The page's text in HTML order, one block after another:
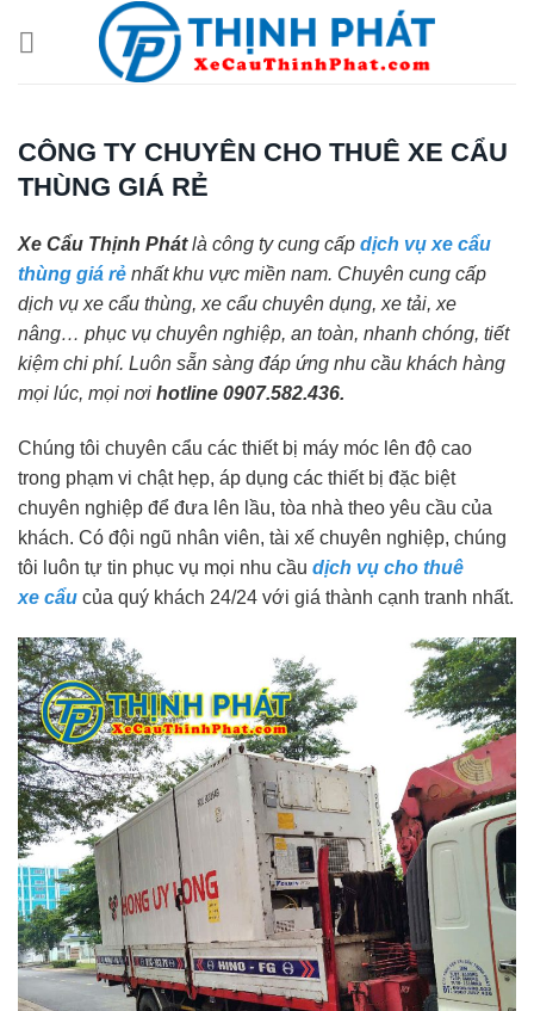
CÔNG TY CHUYÊN CHO THUÊ XE CẨU
THÙNG GIÁ RẺ
Xe Cẩu Thịnh Phátlà công ty cung cấp dịch vụ xe cẩu
thùng giá rẻ nhất khu vực miền nam. Chuyên cung cấp
dịch vụ xe cẩu thùng, xe cẩu chuyên dụng, xe tải, xe
nâng… phục vụ chuyên nghiệp, an toàn, nhanh chóng, tiết
kiệm chi phí. Luôn sẵn sàng đáp ứng nhu cầu khách hàng
mọi lúc, mọi nơi hotline 0907.582.436.
Chúng tôi chuyên cẩu các thiết bị máy móc lên độ cao
trong phạm vi chật hẹp, áp dụng các thiết bị đặc biệt
chuyên nghiệp để đưa lên lầu, tòa nhà theo yêu cầu của
khách. Có đội ngũ nhân viên, tài xế chuyên nghiệp, chúng
tôi luôn tự tin phục vụ mọi nhu cầu dịch vụ cho thuê
xe cẩu của quý khách 24/24 với giá thành cạnh tranh nhất.